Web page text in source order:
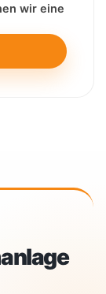
wir eine